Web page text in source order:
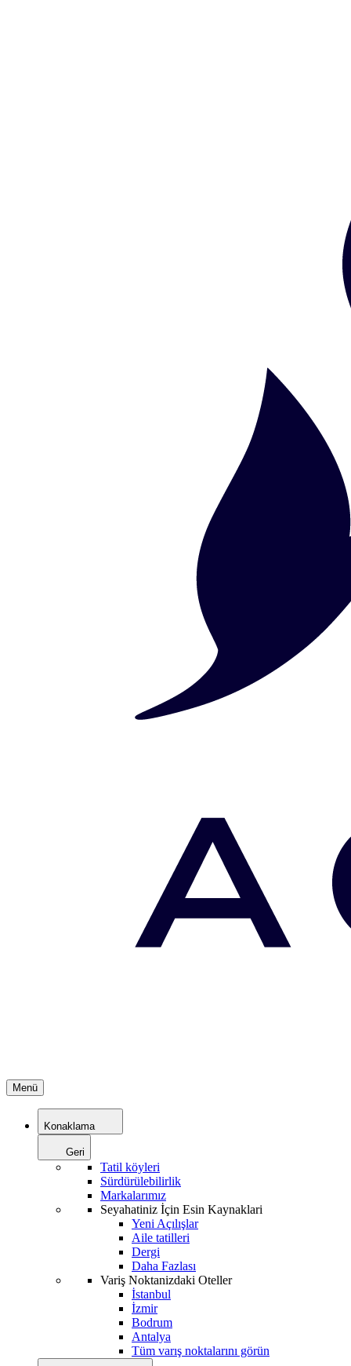
Menü
Konaklama
Geri
Tatil köyleri
Sürdürülebilirlik
Markalarımız
Seyahatiniz İçin Esin Kaynaklari
Yeni Açılışlar
Aile tatilleri
Dergi
Daha Fazlası
Variş Noktanizdaki Oteller
İstanbul
İzmir
Bodrum
Antalya
Tüm varış noktalarını görün